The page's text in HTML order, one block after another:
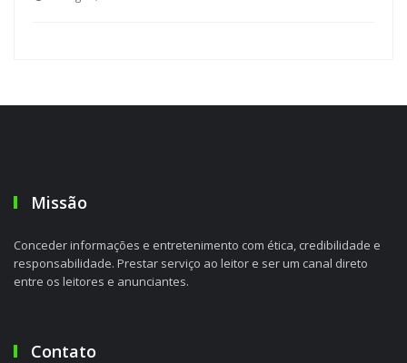
Missão
Conceder informações e entretenimento com ética, credibilidade e
responsabilidade. Prestar serviço ao leitor e ser um canal direto
entre os leitores e anunciantes.
Contato